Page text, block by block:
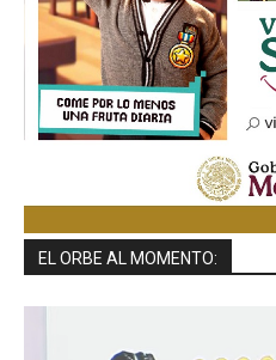
EL ORBE AL MOMENTO: